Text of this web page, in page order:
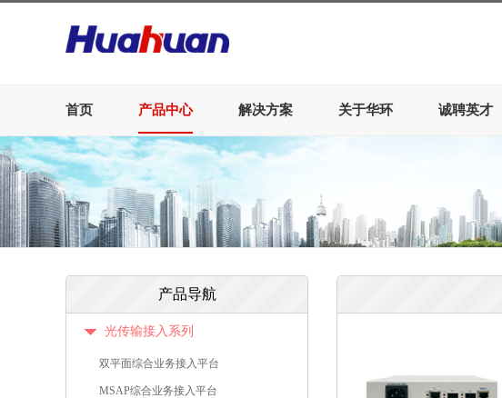
首页 产品中心 解决方案 关于华环 诚聘英才
产品导航
光传输接入系列
双平面综合业务接入平台
MSAP综合业务接入平台